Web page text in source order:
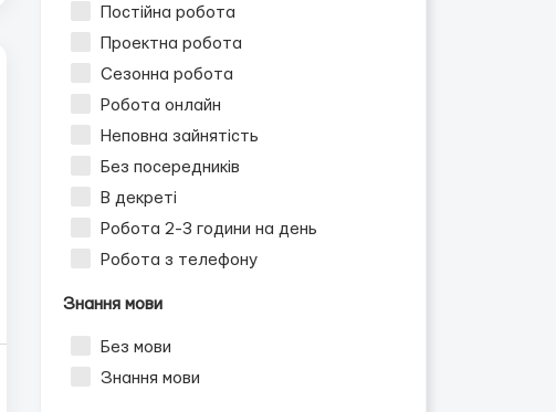
Постійна робота
Проектна робота
Сезонна робота
Робота онлайн
Неповна зайнятість
Без посередників
В декреті
Робота 2-3 години на день
Робота з телефону
Знання мови
Без мови
Знання мови